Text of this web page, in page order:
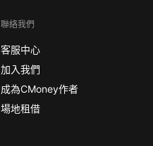
聯絡我們
客服中心
加入我們
成為CMoney作者
場地租借